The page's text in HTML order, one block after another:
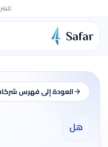
العودة إلى فهرس
هل